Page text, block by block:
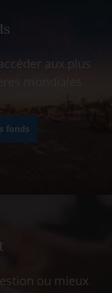
aux plus
mondiales
fonds
ou mieux